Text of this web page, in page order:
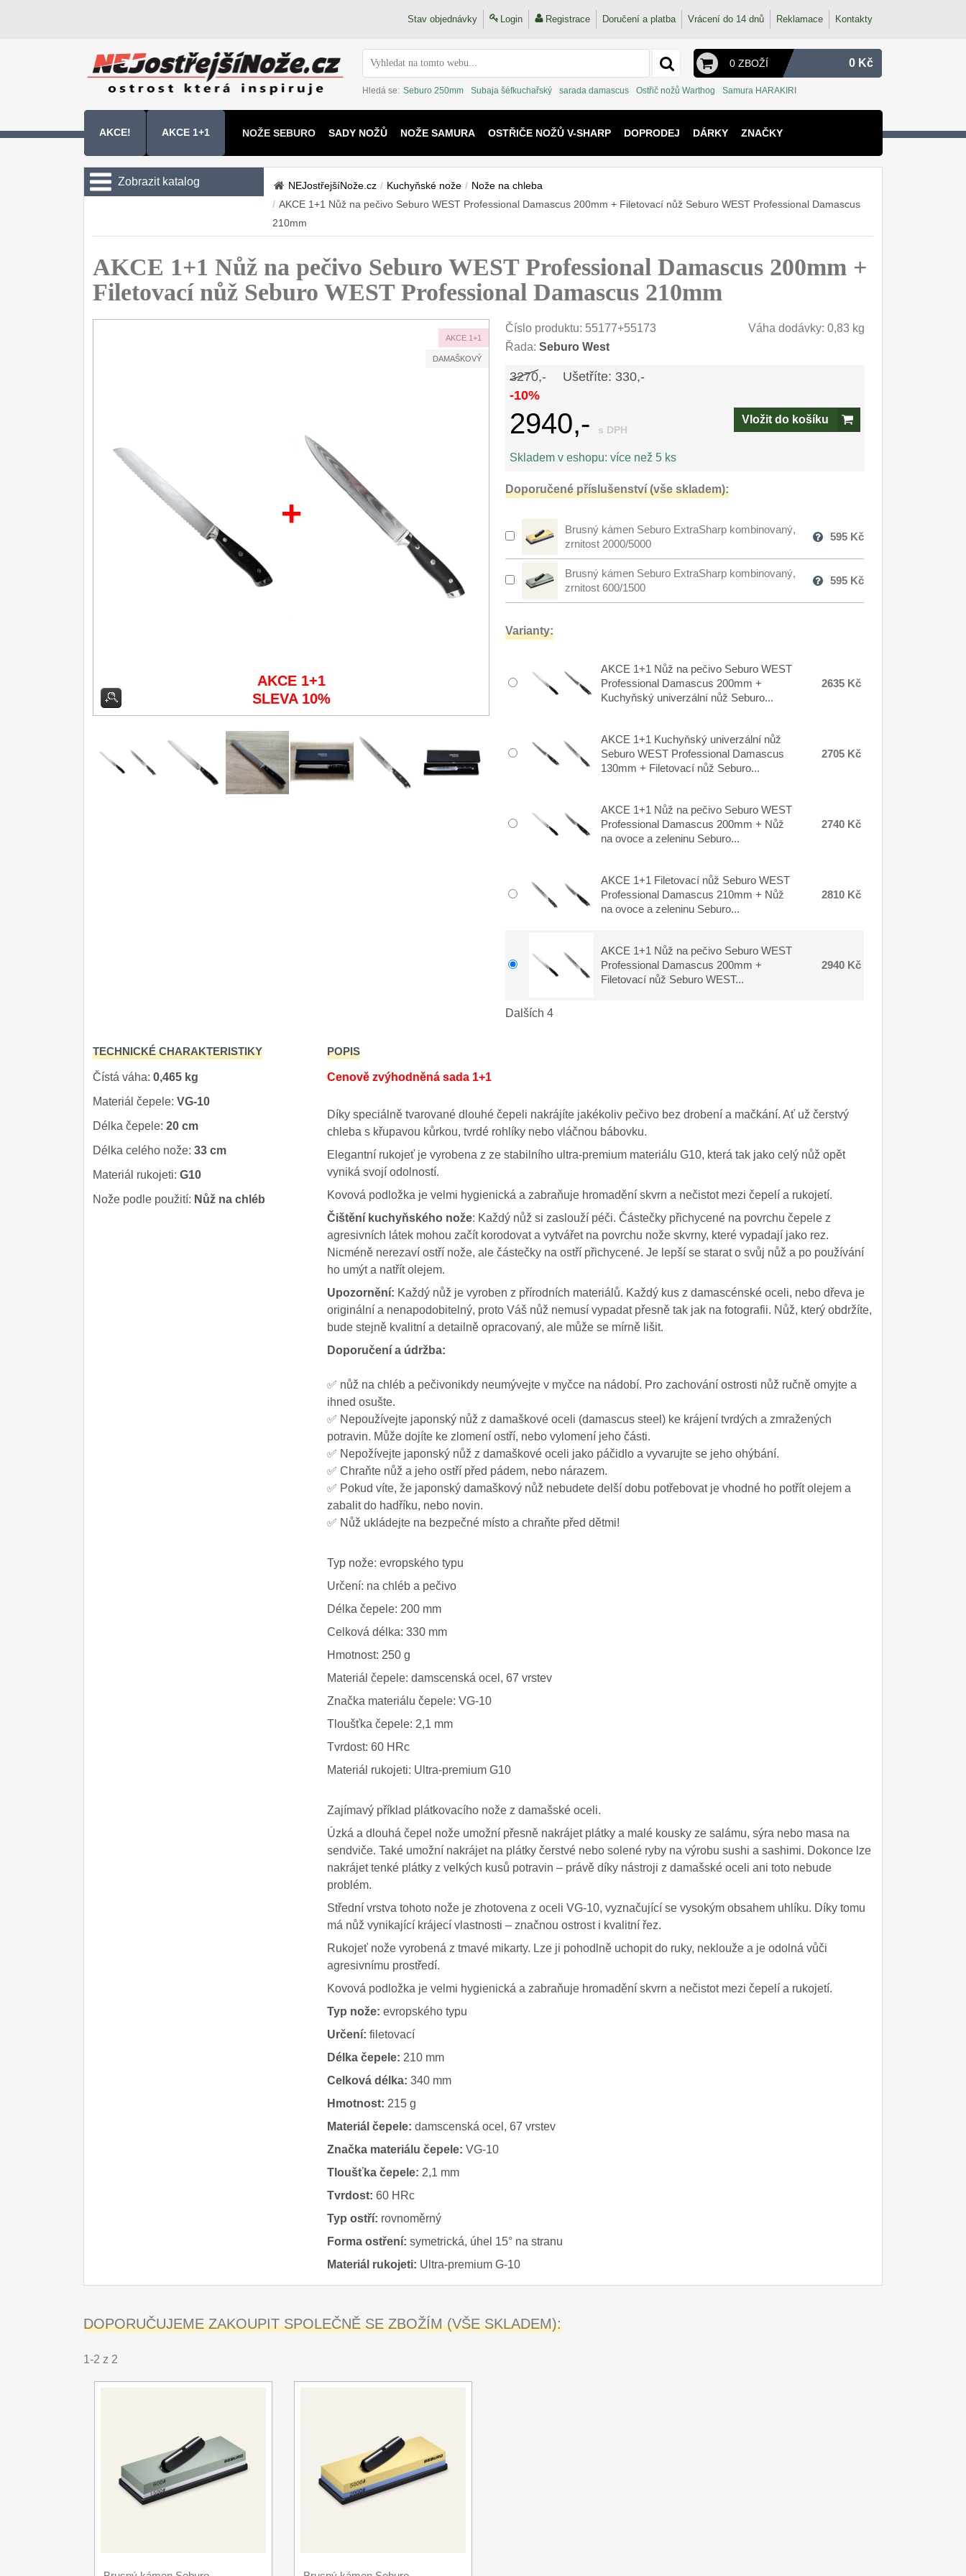
Stav objednávky Login Registrace Doručení a platba Vrácení do 14 dnů Reklamace Kontakty
0 ZBOŽÍ 0 Kč
Hledá se: Seburo 250mm Subaja šéfkuchařský sarada damascus Ostřič nožů Warthog Samura HARAKIRI
AKCE! AKCE 1+1 NOŽE SEBURO SADY NOŽŮ NOŽE SAMURA OSTŘIČE NOŽŮ V-SHARP DOPRODEJ DÁRKY ZNAČKY
Zobrazit katalog
Sady kuchyňských nožů
Šéfkuchařské nože
Univerzální nože 50
Nože na chleba
Vykosťovací nože
2
Zavírací nože
Speciální nože
NEJostřejšíNože.cz / Kuchyňské nože / Nože na chleba
/ AKCE 1+1 Nůž na pečivo Seburo WEST Professional Damascus 200mm + Filetovací nůž Seburo WEST Professional Damascus
210mm
AKCE 1+1 Nůž na pečivo Seburo WEST Professional Damascus 200mm +
Filetovací nůž Seburo WEST Professional Damascus 210mm
AKCE 1+1
DAMAŠKOVÝ
+
AKCE 1+1
SLEVA 10%
Číslo produktu: 55177+55173
Váha dodávky: 0,83 kg
Řada: Seburo West
3270,- Ušetříte: 330,-
-10%
2940,- s DPH
Vložit do košíku
Skladem v eshopu: více než 5 ks
Doporučené příslušenství (vše skladem):
Brusný kámen Seburo ExtraSharp kombinovaný,
zrnitost 2000/5000
595 Kč
Brusný kámen Seburo ExtraSharp kombinovaný,
zrnitost 600/1500
595 Kč
Varianty:
AKCE 1+1 Nůž na pečivo Seburo WEST
Professional Damascus 200mm +
Kuchyňský univerzální nůž Seburo...
2635 Kč
AKCE 1+1 Kuchyňský univerzální nůž
Seburo WEST Professional Damascus
130mm + Filetovací nůž Seburo...
2705 Kč
AKCE 1+1 Nůž na pečivo Seburo WEST
Professional Damascus 200mm + Nůž
na ovoce a zeleninu Seburo...
2740 Kč
AKCE 1+1 Filetovací nůž Seburo WEST
Professional Damascus 210mm + Nůž
na ovoce a zeleninu Seburo...
2810 Kč
AKCE 1+1 Nůž na pečivo Seburo WEST
Professional Damascus 200mm +
Filetovací nůž Seburo WEST...
2940 Kč
Dalších 4
TECHNICKÉ CHARAKTERISTIKY
Čístá váha: 0,465 kg
Materiál čepele: VG-10
Délka čepele: 20 cm
Délka celého nože: 33 cm
Materiál rukojeti: G10
Nože podle použití: Nůž na chléb
POPIS
Cenově zvýhodněná sada 1+1
Díky speciálně tvarované dlouhé čepeli nakrájíte jakékoliv pečivo bez drobení a mačkání. Ať už čerstvý
chleba s křupavou kůrkou, tvrdé rohlíky nebo vláčnou bábovku.
Elegantní rukojeť je vyrobena z ze stabilního ultra-premium materiálu G10, která tak jako celý nůž opět
vyniká svojí odolností.
Kovová podložka je velmi hygienická a zabraňuje hromadění skvrn a nečistot mezi čepelí a rukojetí.
Čištění kuchyňského nože: Každý nůž si zaslouží péči. Částečky přichycené na povrchu čepele z
agresivních látek mohou začít korodovat a vytvářet na povrchu nože skvrny, které vypadají jako rez.
Nicméně nerezaví ostří nože, ale částečky na ostří přichycené. Je lepší se starat o svůj nůž a po používání
ho umýt a natřít olejem.
Upozornění: Každý nůž je vyroben z přírodních materiálů. Každý kus z damascénské oceli, nebo dřeva je
originální a nenapodobitelný, proto Váš nůž nemusí vypadat přesně tak jak na fotografii. Nůž, který obdržíte,
bude stejně kvalitní a detailně opracovaný, ale může se mírně lišit.
Doporučení a údržba:
✅ nůž na chléb a pečivonikdy neumývejte v myčce na nádobí. Pro zachování ostrosti nůž ručně omyjte a
ihned osušte.
✅ Nepoužívejte japonský nůž z damaškové oceli (damascus steel) ke krájení tvrdých a zmražených
potravin. Může dojíte ke zlomení ostří, nebo vylomení jeho části.
✅ Nepožívejte japonský nůž z damaškové oceli jako páčidlo a vyvarujte se jeho ohýbání.
✅ Chraňte nůž a jeho ostří před pádem, nebo nárazem.
✅ Pokud víte, že japonský damaškový nůž nebudete delší dobu potřebovat je vhodné ho potřít olejem a
zabalit do hadříku, nebo novin.
✅ Nůž ukládejte na bezpečné místo a chraňte před dětmi!
Typ nože: evropského typu
Určení: na chléb a pečivo
Délka čepele: 200 mm
Celková délka: 330 mm
Hmotnost: 250 g
Materiál čepele: damscenská ocel, 67 vrstev
Značka materiálu čepele: VG-10
Tloušťka čepele: 2,1 mm
Tvrdost: 60 HRc
Materiál rukojeti: Ultra-premium G10
Zajímavý příklad plátkovacího nože z damašské oceli.
Úzká a dlouhá čepel nože umožní přesně nakrájet plátky a malé kousky ze salámu, sýra nebo masa na
sendviče. Také umožní nakrájet na plátky čerstvé nebo solené ryby na výrobu sushi a sashimi. Dokonce lze
nakrájet tenké plátky z velkých kusů potravin – právě díky nástroji z damašské oceli ani toto nebude
problém.
Střední vrstva tohoto nože je zhotovena z oceli VG-10, vyznačující se vysokým obsahem uhlíku. Díky tomu
má nůž vynikající krájecí vlastnosti – značnou ostrost i kvalitní řez.
Rukojeť nože vyrobená z tmavé mikarty. Lze ji pohodlně uchopit do ruky, neklouže a je odolná vůči
agresivnímu prostředí.
Kovová podložka je velmi hygienická a zabraňuje hromadění skvrn a nečistot mezi čepelí a rukojetí.
Typ nože: evropského typu
Určení: filetovací
Délka čepele: 210 mm
Celková délka: 340 mm
Hmotnost: 215 g
Materiál čepele: damscenská ocel, 67 vrstev
Značka materiálu čepele: VG-10
Tloušťka čepele: 2,1 mm
Tvrdost: 60 HRc
Typ ostří: rovnoměrný
Forma ostření: symetrická, úhel 15° na stranu
Materiál rukojeti: Ultra-premium G-10
DOPORUČUJEME ZAKOUPIT SPOLEČNĚ SE ZBOŽÍM (VŠE SKLADEM):
1-2 z 2